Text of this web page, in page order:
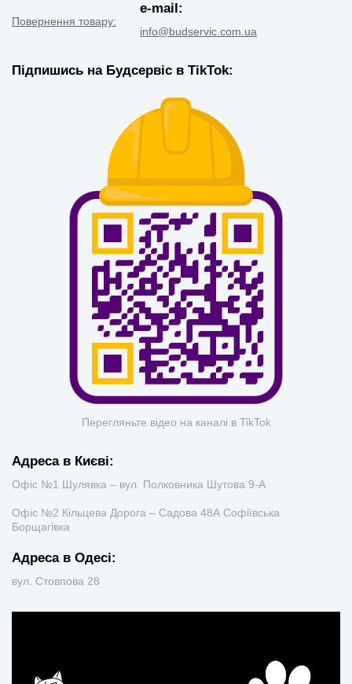
Повернення товару:
e-mail:
info@budservic.com.ua
Підпишись на Будсервіс в TikTok:
Перегляньте відео на каналі в TikTok
Адреса в Києві:
Офіс №1 Шулявка – вул. Полковника Шутова 9-А
Офіс №2 Кільцева Дорога – Садова 48А Софіївська
Борщагівка
Адреса в Одесі:
вул. Стовпова 28